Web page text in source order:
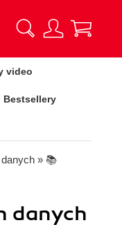
video
Bestsellery
» 📚
danych